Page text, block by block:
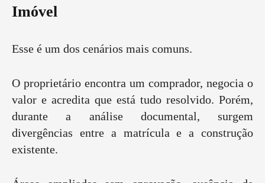
Imóvel
Esse é um dos cenários mais comuns.
O proprietário encontra um comprador, negocia o
valor e acredita que está tudo resolvido. Porém,
durante a análise documental, surgem
divergências entre a matrícula e a construção
existente.